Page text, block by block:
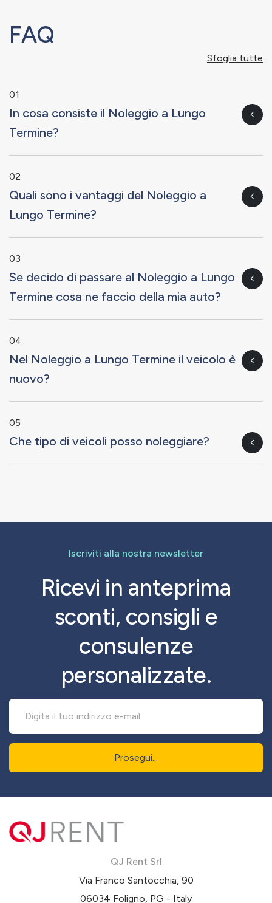
FAQ
Sfoglia tutte
01
In cosa consiste il Noleggio a Lungo
Termine?
02
Quali sono i vantaggi del Noleggio a
Lungo Termine?
03
Se decido di passare al Noleggio a Lungo
Termine cosa ne faccio della mia auto?
04
Nel Noleggio a Lungo Termine il veicolo è
nuovo?
05
Che tipo di veicoli posso noleggiare?
Iscriviti alla nostra newsletter
Ricevi in anteprima
sconti, consigli e
consulenze
personalizzate.
Prosegui...
QJ Rent Srl
Via Franco Santocchia, 90
06034 Foligno, PG - Italy